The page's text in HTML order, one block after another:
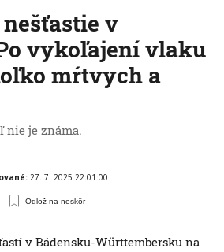
v
vykoľajení vlaku
mŕtvych a
nie je známa.
27. 7. 2025 22:01:00
Odlož na neskôr
v Bádensku-Württembersku na